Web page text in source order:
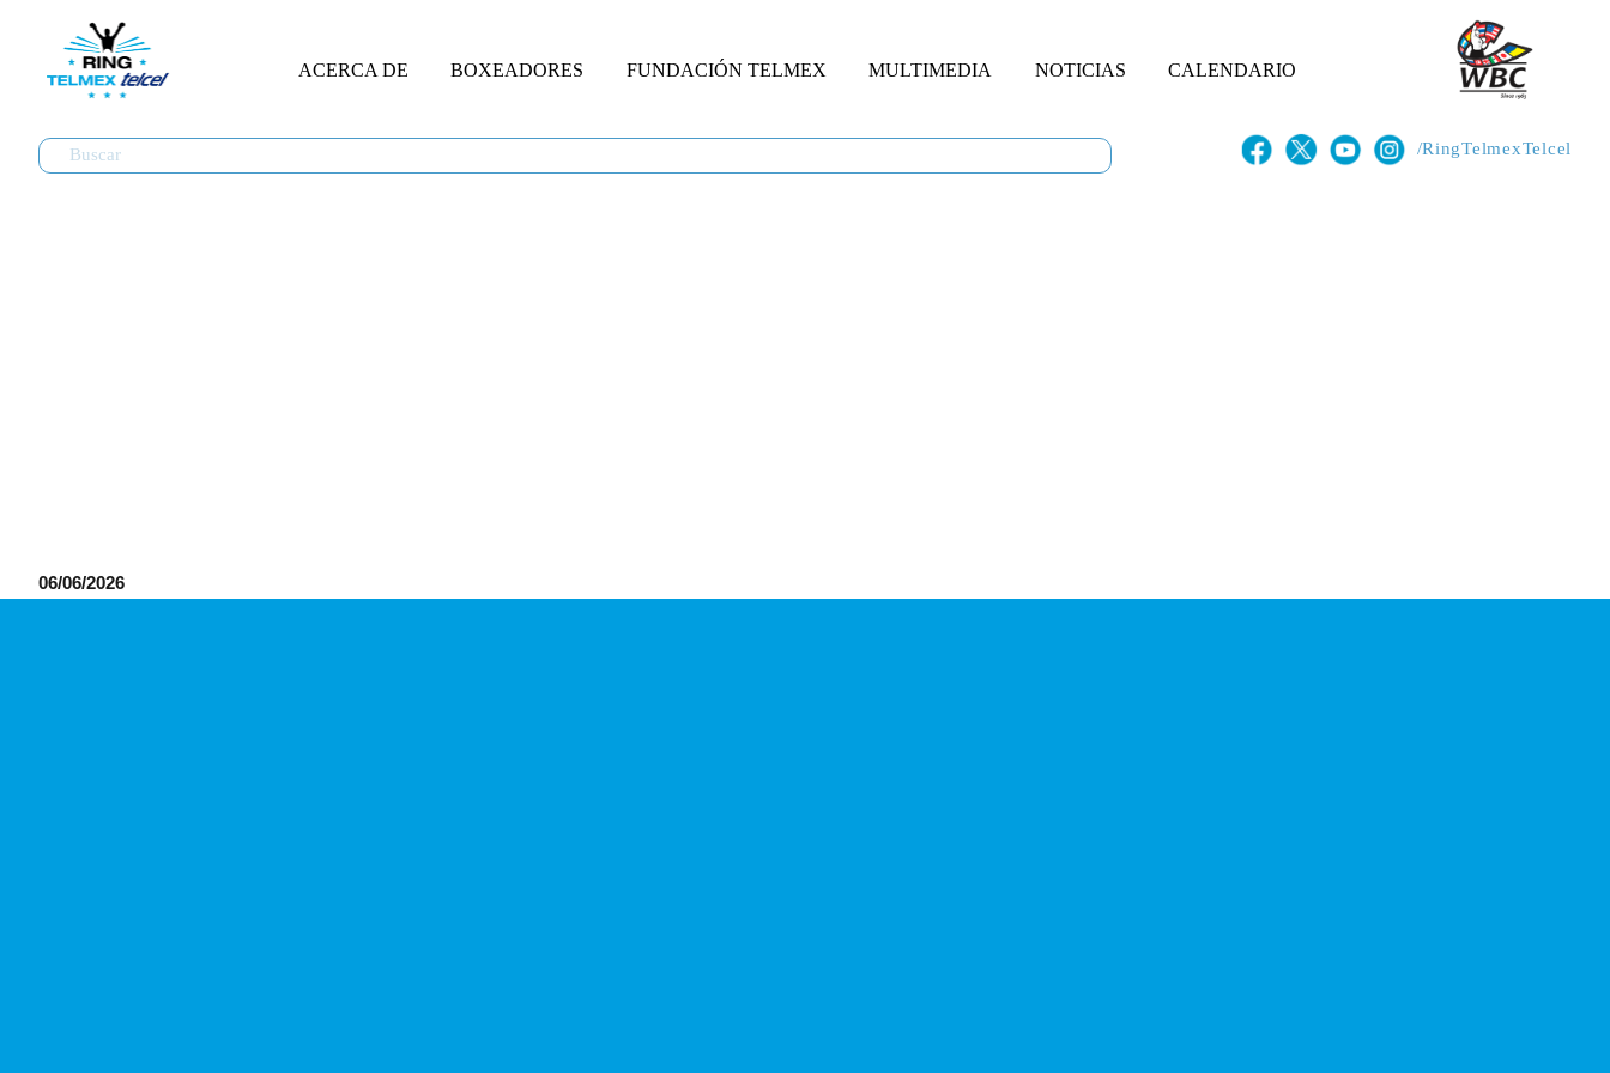
ACERCA DE BOXEADORES FUNDACIÓN TELMEX MULTIMEDIA NOTICIAS CALENDARIO
/RingTelmexTelcel
06/06/2026